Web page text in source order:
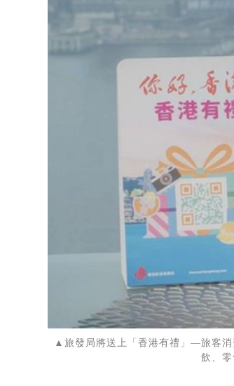
▲旅發局將送上「香港有禮」—旅客消
飲、